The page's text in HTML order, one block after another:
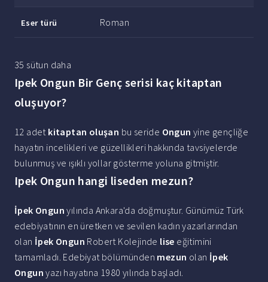
Eser türü Roman
35 sütun daha
Ipek Ongun Bir Genç serisi kaç kitaptan
oluşuyor?
12 adet kitaptan oluşan bu seride Ongun yine gençliğe
hayatın incelikleri ve güzellikleri hakkında tavsiyelerde
bulunmuş ve ışıklı yollar gösterme yoluna gitmiştir.
Ipek Ongun hangi liseden mezun?
İpek Ongun yılında Ankara'da doğmuştur. Günümüz Türk
edebiyatının en üretken ve sevilen kadın yazarlarından
olan İpek Ongun Robert Kolejinde lise eğitimini
tamamladı. Edebiyat bölümünden mezun olan İpek
Ongun yazı hayatına 1980 yılında başladı.